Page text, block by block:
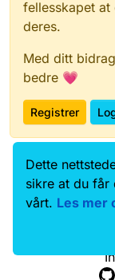
]
}
fellesskapet
deres.
Med ditt
bedre 💗
Registrer
Dette
sikre at du får
vårt. Les mer